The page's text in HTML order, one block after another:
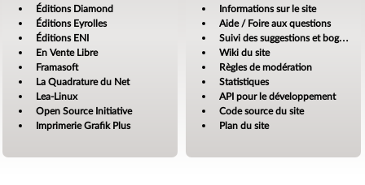
Éditions Diamond
Éditions Eyrolles
Éditions ENI
En Vente Libre
Framasoft
La Quadrature du Net
Lea-Linux
Open Source Initiative
Imprimerie Grafik Plus
Informations sur le site
Aide / Foire aux questions
Suivi des suggestions et bogues
Wiki du site
Règles de modération
Statistiques
API pour le développement
Code source du site
Plan du site